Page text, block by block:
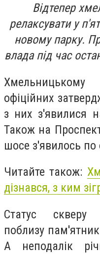
Відтепер
релаксувати у
новому парку.
влада під час
офіційних
з них з'явилися
Також на
шосе з'явилось по
Читайте також:
дізнався, з ким
Статус скверу
поблизу
А неподалік